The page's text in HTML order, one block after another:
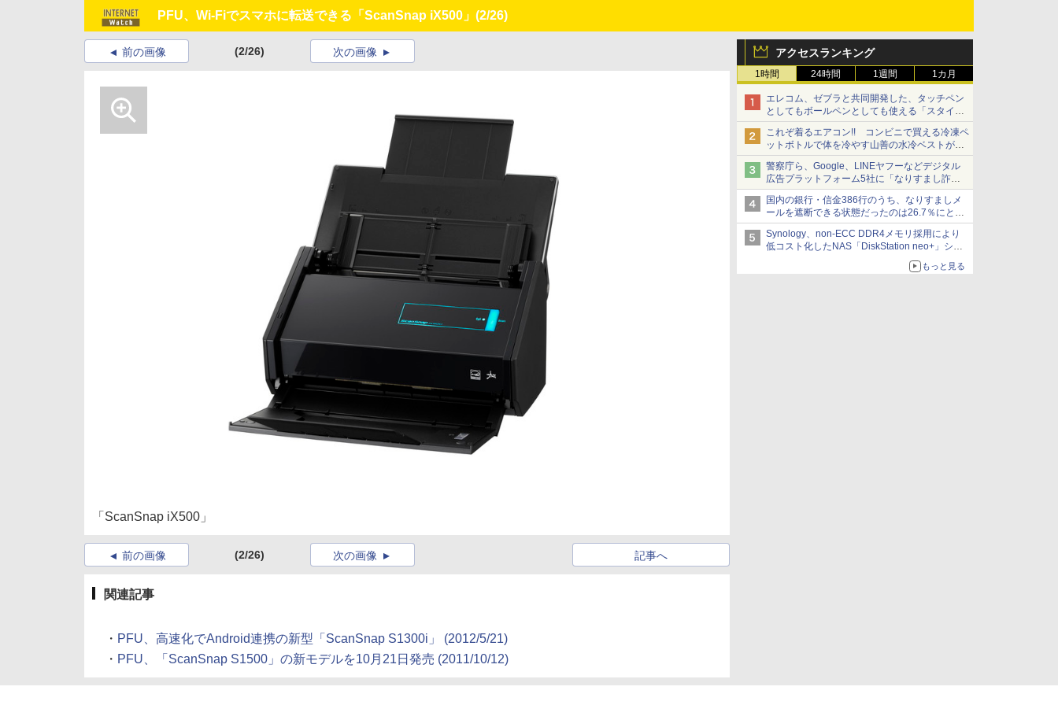
PFU、Wi-Fiでスマホに転送できる「ScanSnap iX500」 (2/26)
アクセスランキング
1時間 24時間 1週間 1カ月
エレコム、ゼブラと共同開発した、タッチペン
としてもボールペンとしても使える「スタイラ
スツーウェイ」発売 iPadにも紙にも、持ち替
えずに書き込める
これぞ着るエアコン!! コンビニで買える冷凍ペ
ットボトルで体を冷やす山善の水冷ベストがロ
ードバイクにちょうどいい【ぼっち・ざ・ろー
ど！その14】【空いた時間でなにしてる？】
警察庁ら、Google、LINEヤフーなどデジタル
広告プラットフォーム5社に「なりすまし詐欺
広告」対策強化を要請 著名人の写真や映像を
使った投資詐欺などへの対策として
国内の銀行・信金386行のうち、なりすましメ
ールを遮断できる状態だったのは26.7％にとど
まる～GMOブランドセキュリティ調査
Synology、non-ECC DDR4メモリ採用により
低コスト化したNAS「DiskStation neo+」シリ
ーズ 予算を抑えて導入でき、ECCメモリへの
もっと見る
前の画像 (2/26) 次の画像
「ScanSnap iX500」
前の画像 (2/26) 記事へ
次の画像
関連記事
・ PFU、高速化でAndroid連携の新型「ScanSnap S1300i」 (2012/5/21)
・ PFU、「ScanSnap S1500」の新モデルを10月21日発売 (2011/10/12)